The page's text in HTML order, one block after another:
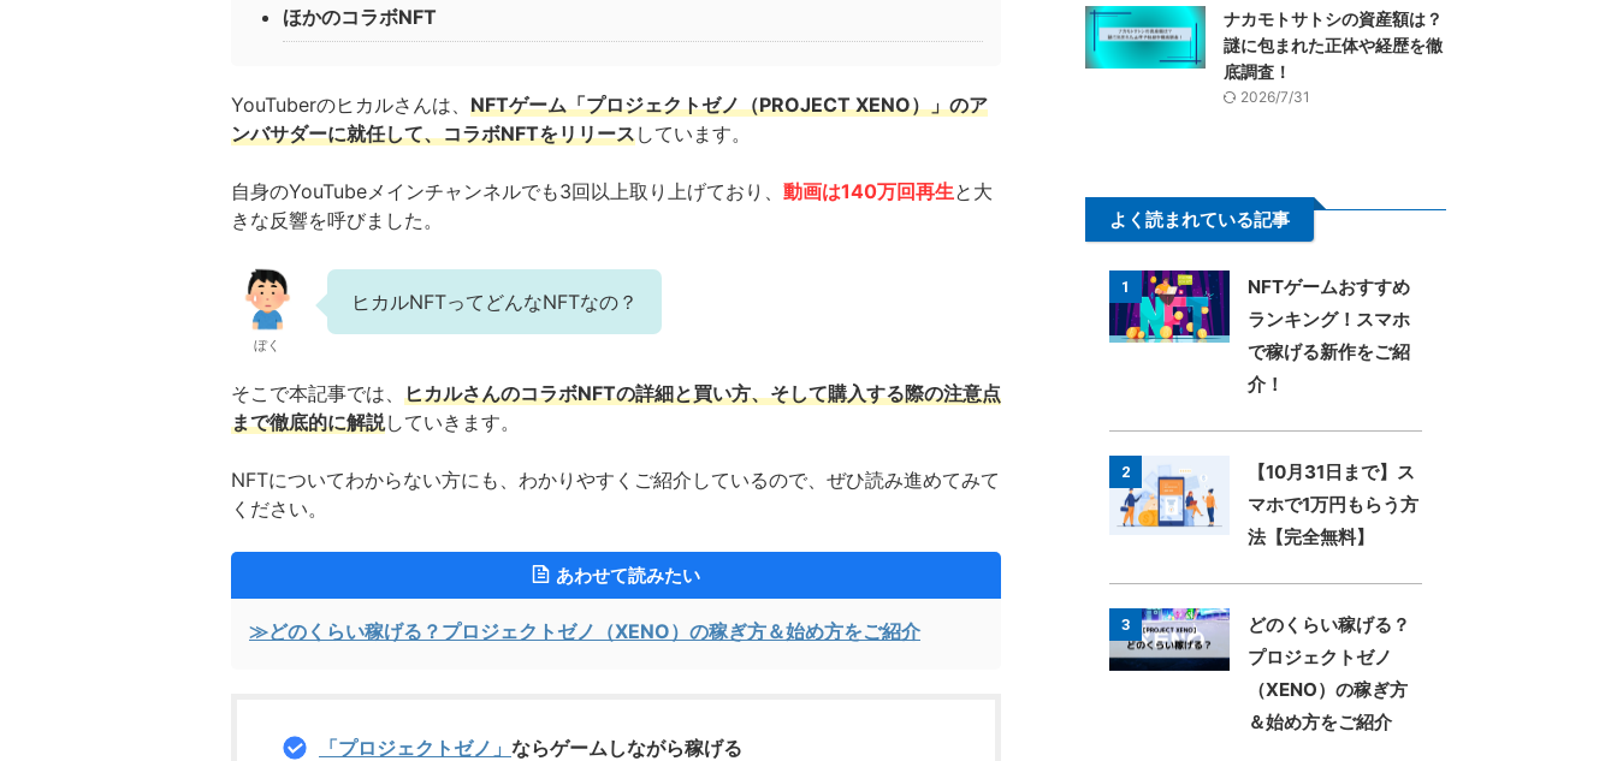
ほかのコラボNFT
YouTuberのヒカルさんは、 NFTゲーム「プロジェクトゼノ（PROJECT XENO）」のア
ンバサダーに就任して、コラボNFTをリリースしています。
自身のYouTubeメインチャンネルでも3回以上取り上げており、 動画は140万回再生と大
きな反響を呼びました。
ぼく
ヒカルNFTってどんなNFTなの？
そこで本記事では、 ヒカルさんのコラボNFTの詳細と買い方、そして購入する際の注意点
まで徹底的に解説していきます。
NFTについてわからない方にも、わかりやすくご紹介しているので、ぜひ読み進めてみて
ください。
あわせて読みたい
≫どのくらい稼げる？プロジェクトゼノ（XENO）の稼ぎ方＆始め方をご紹介
「プロジェクトゼノ」 ならゲームしながら稼げる
ナカモトサトシの資産額は？
謎に包まれた正体や経歴を徹
底調査！
2026/7/31
よく読まれている記事
1
NFTゲームおすすめ
ランキング！スマホ
で稼げる新作をご紹
介！
2
【10月31日まで】ス
マホで1万円もらう方
法【完全無料】
3
どのくらい稼げる？
プロジェクトゼノ
（XENO）の稼ぎ方
＆始め方をご紹介